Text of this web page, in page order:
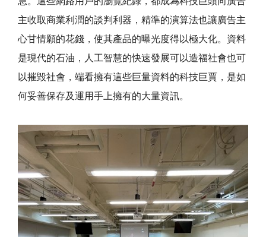
主收取商業利潤的談判利器，精準的演算法也讓廣告主
心甘情願的花錢，使其產品的曝光度得以極大化。資料
是現代的石油，人工智慧的快速發展可以造福社會也可
以摧毀社會，端看擁有這些巨量資料的科技巨賈，是如
何妥善保存及運用手上擁有的大量資訊。